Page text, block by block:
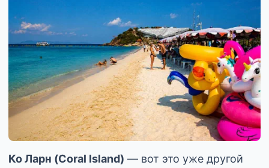
Ко Ларн (Coral Island) — вот это уже другой